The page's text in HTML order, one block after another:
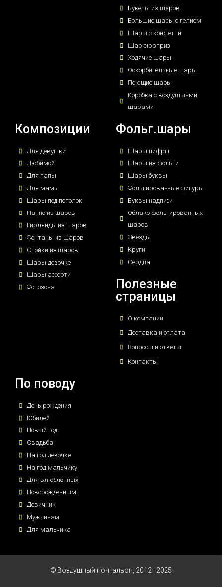
Букеты из шаров
Большие шары с гелием
Шары с конфетти
Шар сюрприз
Ходячие шары
Оскорбительные шары
Поющие шары
Коробка с воздушынми
шарами
Композиции
Для девушки
Любимой
Для папы
Для мамы
Шары под потолок
Панно из шаров
Гирлянды из шаров
Фонтаны из шаров
Стойки из шаров
Шары девочке
Шары ассорти
Фотозона
Фольг.шары
Шары цифры
Шары из фольги
Шары буквы
Фольгированные фигуры
Буквы надписи
Облако фольгированных
шаров
Звезды
Круги
Сердца
Полезные
страницы
О компании
Доставка и оплата
Вопросы и ответы
Контакты
По поводу
День рождения
Юбилей
Новый год
Свадьба
На год девочке
На год мальчику
Для влюбленных
Новорожденным
Девичник
Мужчинам
Для мальчика
© Воздушный почтальон, 2012–2025